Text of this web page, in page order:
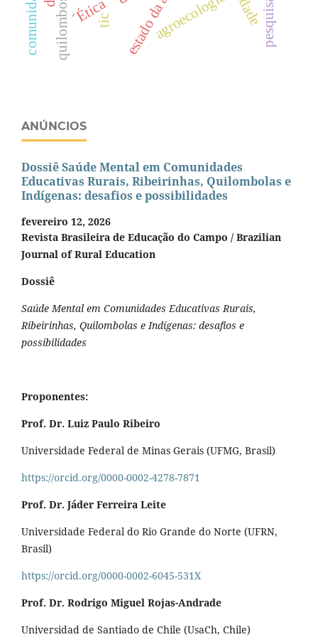
´Ética estado da arteagroecologia
quilombos tic
ANÚNCIOS
Dossiê Saúde Mental em Comunidades
Educativas Rurais, Ribeirinhas, Quilombolas e
Indígenas: desafios e possibilidades
fevereiro 12, 2026
Revista Brasileira de Educação do Campo / Brazilian
Journal of Rural Education
Dossiê
Saúde Mental em Comunidades Educativas Rurais,
Ribeirinhas, Quilombolas e Indígenas: desafios e
possibilidades
Proponentes:
Prof. Dr. Luiz Paulo Ribeiro
Universidade Federal de Minas Gerais (UFMG, Brasil)
https://orcid.org/0000-0002-4278-7871
Prof. Dr. Jáder Ferreira Leite
Universidade Federal do Rio Grande do Norte (UFRN,
Brasil)
https://orcid.org/0000-0002-6045-531X
Prof. Dr. Rodrigo Miguel Rojas-Andrade
Universidad de Santiado de Chile (UsaCh, Chile)